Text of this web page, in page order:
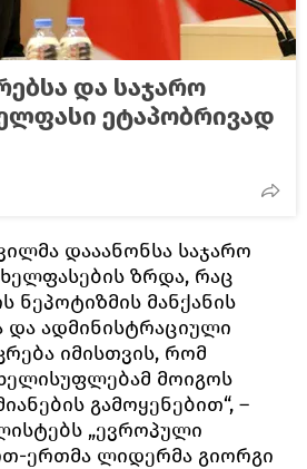
და საჯარო
ეტაპობრივად
დააანონსა საჯარო
ხელფასების ზრდა, რაც
ნეპოტიზმის მანქანის
ადმინისტრაციული
იმისთვის, რომ
მოიგოს
გამოყენებით“, –
„ევროპული
ერთმა ლიდერმა გიორგი